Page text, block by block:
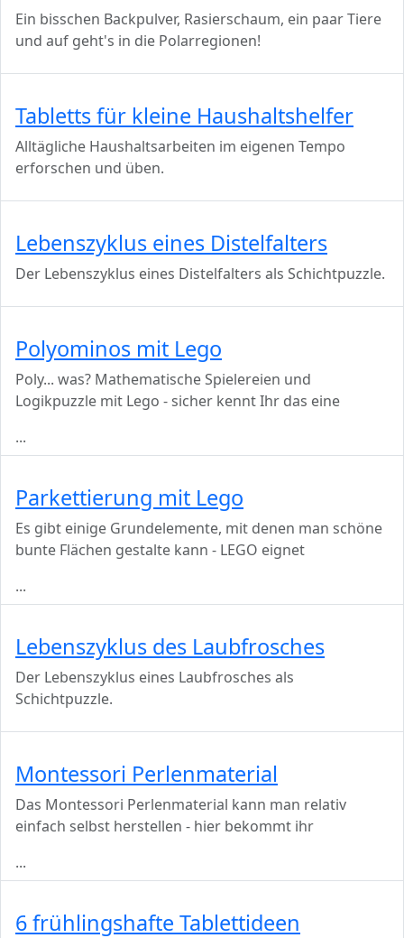
Ein bisschen Backpulver, Rasierschaum, ein paar Tiere
und auf geht's in die Polarregionen!
Tabletts für kleine Haushaltshelfer
Alltägliche Haushaltsarbeiten im eigenen Tempo
erforschen und üben.
Lebenszyklus eines Distelfalters
Der Lebenszyklus eines Distelfalters als Schichtpuzzle.
Polyominos mit Lego
Poly... was? Mathematische Spielereien und
Logikpuzzle mit Lego - sicher kennt Ihr das eine
...
Parkettierung mit Lego
Es gibt einige Grundelemente, mit denen man schöne
bunte Flächen gestalte kann - LEGO eignet
...
Lebenszyklus des Laubfrosches
Der Lebenszyklus eines Laubfrosches als
Schichtpuzzle.
Montessori Perlenmaterial
Das Montessori Perlenmaterial kann man relativ
einfach selbst herstellen - hier bekommt ihr
...
6 frühlingshafte Tablettideen